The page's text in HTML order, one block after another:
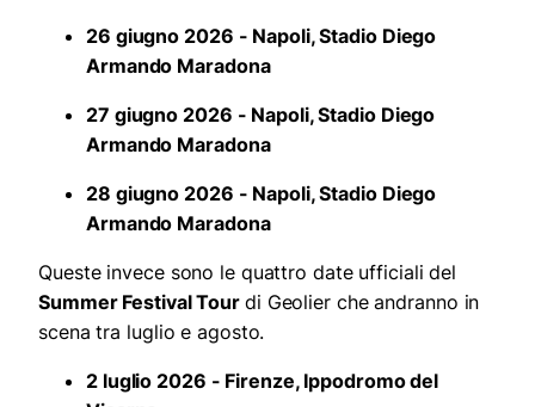
26 giugno 2026 - Napoli, Stadio Diego
Armando Maradona
27 giugno 2026 - Napoli, Stadio Diego
Armando Maradona
28 giugno 2026 - Napoli, Stadio Diego
Armando Maradona
Queste invece sono le quattro date ufficiali del
Summer Festival Tour di Geolier che andranno in
scena tra luglio e agosto.
2 luglio 2026 - Firenze, Ippodromo del